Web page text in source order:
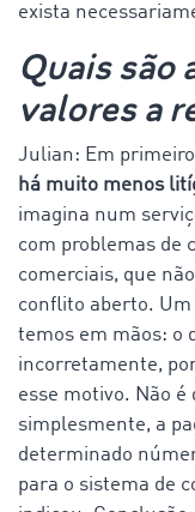
exista
Quais são
valores a
Julian: Em
há muito menos
imagina num
com problemas de
comerciais, que
conflito aberto. Um
temos em mãos: o
incorretamente,
esse motivo. Não é
simplesmente, a
determinado
para o sistema de